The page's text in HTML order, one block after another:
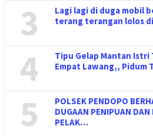
3
Lagi lagi di duga mobil
terang terangan lolos
4
Tipu Gelap Mantan Istri
Empat Lawang,, Pidum
5
POLSEK PENDOPO
DUGAAN PENIPUAN
PELAK…